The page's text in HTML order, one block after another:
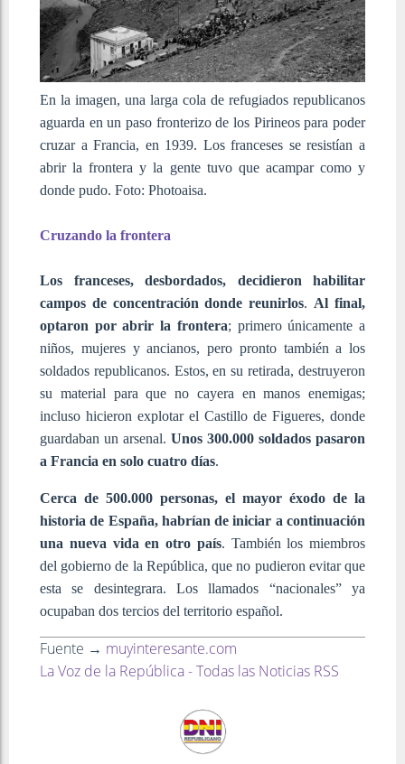
En la imagen, una larga cola de refugiados republicanos
aguarda en un paso fronterizo de los Pirineos para poder
cruzar a Francia, en 1939. Los franceses se resistían a
abrir la frontera y la gente tuvo que acampar como y
donde pudo. Foto: Photoaisa.
Cruzando la frontera
Los franceses, desbordados, decidieron habilitar
campos de concentración donde reunirlos. Al final,
optaron por abrir la frontera; primero únicamente a
niños, mujeres y ancianos, pero pronto también a los
soldados republicanos. Estos, en su retirada, destruyeron
su material para que no cayera en manos enemigas;
incluso hicieron explotar el Castillo de Figueres, donde
guardaban un arsenal. Unos 300.000 soldados pasaron
a Francia en solo cuatro días.
Cerca de 500.000 personas, el mayor éxodo de la
historia de España, habrían de iniciar a continuación
una nueva vida en otro país. También los miembros
del gobierno de la República, que no pudieron evitar que
esta se desintegrara. Los llamados “nacionales” ya
ocupaban dos tercios del territorio español.
Fuente → muyinteresante.com
La Voz de la República - Todas las Noticias RSS